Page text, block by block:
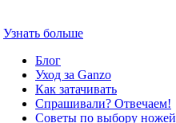
Узнать больше
Блог
Уход за Ganzo
Как затачивать
Спрашивали? Отвечаем!
Советы по выбору ножей